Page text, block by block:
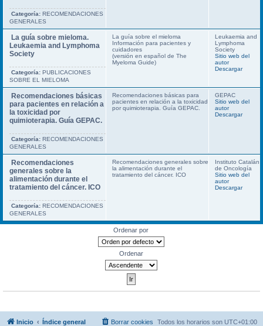
Categoría: RECOMENDACIONES
GENERALES
La guía sobre mieloma.
Leukaemia and Lymphoma
Society
Categoría: PUBLICACIONES
SOBRE EL MIELOMA
La guía sobre el mieloma
Información para pacientes y
cuidadores
(versión en español de The
Myeloma Guide)
Leukaemia and
Lymphoma
Society
Sitio web del
autor
Descargar
Recomendaciones básicas
para pacientes en relación a
la toxicidad por
quimioterapia. Guía GEPAC.
Categoría: RECOMENDACIONES
GENERALES
Recomendaciones básicas para
pacientes en relación a la toxicidad
por quimioterapia. Guía GEPAC.
GEPAC
Sitio web del
autor
Descargar
Recomendaciones
generales sobre la
alimentación durante el
tratamiento del cáncer. ICO
Categoría: RECOMENDACIONES
GENERALES
Recomendaciones generales sobre
la alimentación durante el
tratamiento del cáncer. ICO
Instituto Catalán
de Oncología
Sitio web del
autor
Descargar
Ordenar por
Ordenar
Inicio Índice general Todos los horarios son UTC+01:00
Borrar cookies